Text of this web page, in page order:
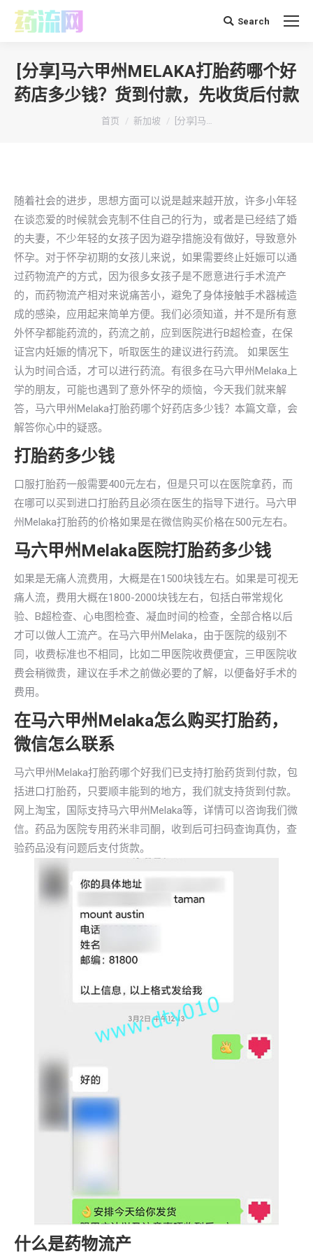
搜 Search
[分享]马六甲州MELAKA打胎药哪个好
药店多少钱？货到付款，先收货后付款
你在这里：
首页 新加坡 [分享]马…
随着社会的进步，思想方面可以说是越来越开放，许多小年轻
在谈恋爱的时候就会克制不住自己的行为，或者是已经结了婚
的夫妻，不少年轻的女孩子因为避孕措施没有做好，导致意外
怀孕。对于怀孕初期的女孩儿来说，如果需要终止妊娠可以通
过药物流产的方式，因为很多女孩子是不愿意进行手术流产
的，而药物流产相对来说痛苦小，避免了身体接触手术器械造
成的感染，应用起来简单方便。我们必须知道，并不是所有意
外怀孕都能药流的，药流之前，应到医院进行B超检查，在保
证宫内妊娠的情况下，听取医生的建议进行药流。 如果医生
认为时间合适，才可以进行药流。有很多在马六甲州Melaka上
学的朋友，可能也遇到了意外怀孕的烦恼，今天我们就来解
答，马六甲州Melaka打胎药哪个好药店多少钱？本篇文章，会
解答你心中的疑惑。
打胎药多少钱
口服打胎药一般需要400元左右，但是只可以在医院拿药，而
在哪可以买到进口打胎药且必须在医生的指导下进行。马六甲
州Melaka打胎药的价格如果是在微信购买价格在500元左右。
马六甲州Melaka医院打胎药多少钱
如果是无痛人流费用，大概是在1500块钱左右。如果是可视无
痛人流，费用大概在1800-2000块钱左右，包括白带常规化
验、B超检查、心电图检查、凝血时间的检查，全部合格以后
才可以做人工流产。在马六甲州Melaka，由于医院的级别不
同，收费标准也不相同，比如二甲医院收费便宜，三甲医院收
费会稍微贵，建议在手术之前做必要的了解，以便备好手术的
费用。
在马六甲州Melaka怎么购买打胎药，
微信怎么联系
马六甲州Melaka打胎药哪个好我们已支持打胎药货到付款，包
括进口打胎药，只要顺丰能到的地方，我们就支持货到付款。
网上淘宝，国际支持马六甲州Melaka等，详情可以咨询我们微
信。药品为医院专用药米非司酮，收到后可扫码查询真伪，查
验药品没有问题后支付货款。
什么是药物流产